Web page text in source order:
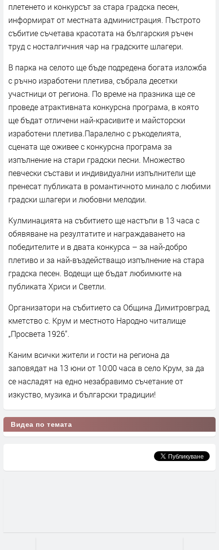
плетенето и конкурсът за стара градска песен,
информират от местната администрация. Пъстрото
събитие съчетава красотата на българския ръчен
труд с носталгичния чар на градските шлагери.
В парка на селото ще бъде подредена богата изложба
с ръчно изработени плетива, събрала десетки
участници от региона. По време на празника ще се
проведе атрактивната конкурсна програма, в която
ще бъдат отличени най-красивите и майсторски
изработени плетива.Паралелно с ръкоделията,
сцената ще оживее с конкурсна програма за
изпълнение на стари градски песни. Множество
певчески състави и индивидуални изпълнители ще
пренесат публиката в романтичното минало с любими
градски шлагери и любовни мелодии.
Кулминацията на събитието ще настъпи в 13 часа с
обявяване на резултатите и награждаването на
победителите и в двата конкурса – за най-добро
плетиво и за най-въздействащо изпълнение на стара
градска песен. Водещи ще бъдат любимките на
публиката Хриси и Светли.
Организатори на събитието са Община Димитровград,
кметство с. Крум и местното Народно читалище
„Просвета 1926“.
Каним всички жители и гости на региона да
заповядат на 13 юни от 10:00 часа в село Крум, за да
се насладят на едно незабравимо съчетание от
изкуство, музика и български традиции!
Видеа по темата